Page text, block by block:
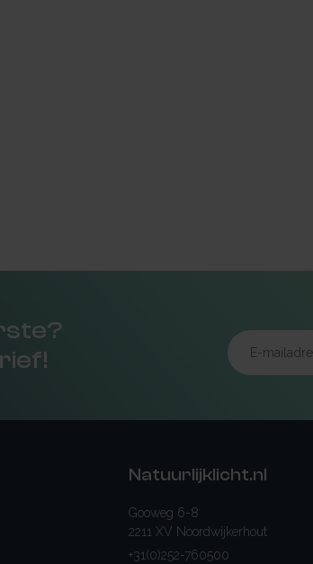
Natuurlijklicht.nl
Gooweg 6-8
2211 XV Noordwijkerhout
+31(0)252-760500